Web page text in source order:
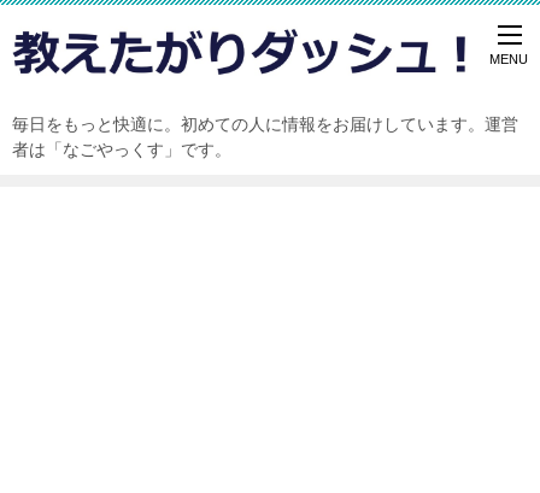
毎日をもっと快適に。初めての人に情報をお届けしています。運営
者は「なごやっくす」です。